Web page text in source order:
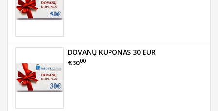
DOVANŲ KUPONAS 30 EUR
€3000